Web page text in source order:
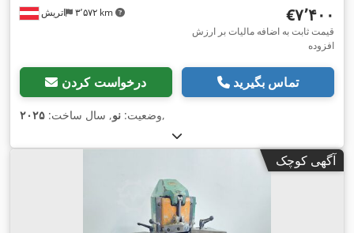
اتریش ۳٬۵۷۲ km ‎€۷٬۴۰۰
قیمت ثابت به اضافه مالیات بر ارزش
افزوده
درخواست کردن تماس بگیرید
وضعیت: نو, سال ساخت: ۲۰۲۵ ,
آگهی کوچک